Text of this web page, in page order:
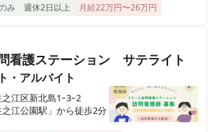
4丁目17番1号
（社団医療法人西城病院）
み 週休2日以上 月給22万円〜26万円
看護ステーション サテライト
・アルバイト
江区新北島1ｰ3ｰ2
江公園駅」から徒歩2分